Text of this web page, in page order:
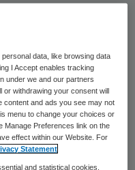
moet volgen op
de partijen een
die klaar is
de nodige
de basis-
data, like browsing data
I Accept enables tracking
under we and our partners
or withdrawing your consent will
content and ads you see may not
menu to change your choices or
Manage Preferences link on the
effect within our Website. For
Statement
and statistical cookies,